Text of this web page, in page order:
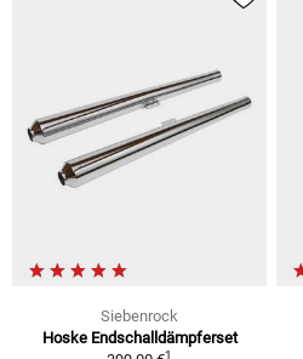
Siebenrock
Hoske Endschalldämpferset
1